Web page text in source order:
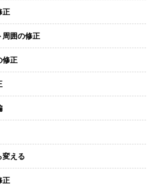
正
周囲の修正
修正
変える
正